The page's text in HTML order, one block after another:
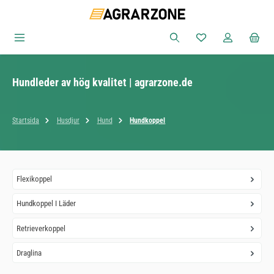
Du har 0 objekt i
Hundleder av hög kvalitet | agrarzone.de
Startsida Husdjur Hund Hundkoppel
Flexikoppel
Hundkoppel I Läder
Retrieverkoppel
Draglina